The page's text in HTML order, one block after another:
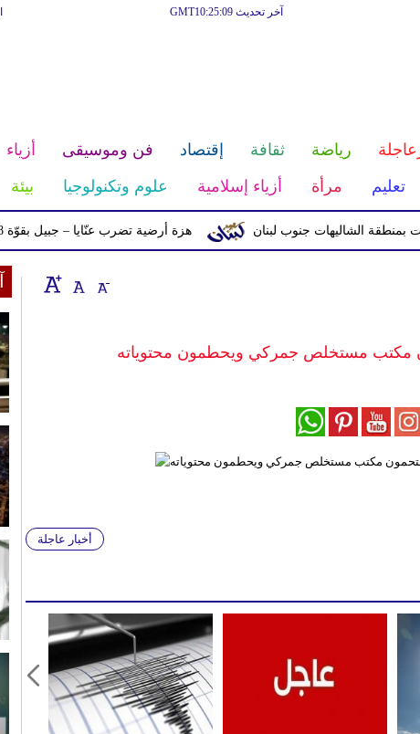
آخر تحديث GMT10:25:09
رياضة ثقافة إقتصاد فن وموسيقى أزياء
تعليم مرأة أزياء إسلامية علوم وتكنولوجيا بيئة
هزة أرضية تضرب عنّايا – جبيل بقوّة 2.8 درجات على مقياس ريختر الشاليهات جنوب لبنان
مكتب مستخلص جمركي ويحطمون محتوياته
أخبار عاجلة